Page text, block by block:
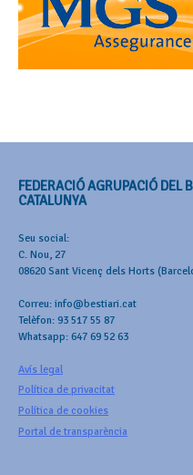
FEDERACIÓ AGRUPACIÓ DEL
CATALUNYA
Seu social:
C. Nou, 27
08620 Sant Vicenç dels Horts
Correu: info@bestiari.cat
Telèfon: 93 517 55 87
Whatsapp: 647 69 52 63
Avís legal
Política de privacitat
Política de cookies
Portal de transparència